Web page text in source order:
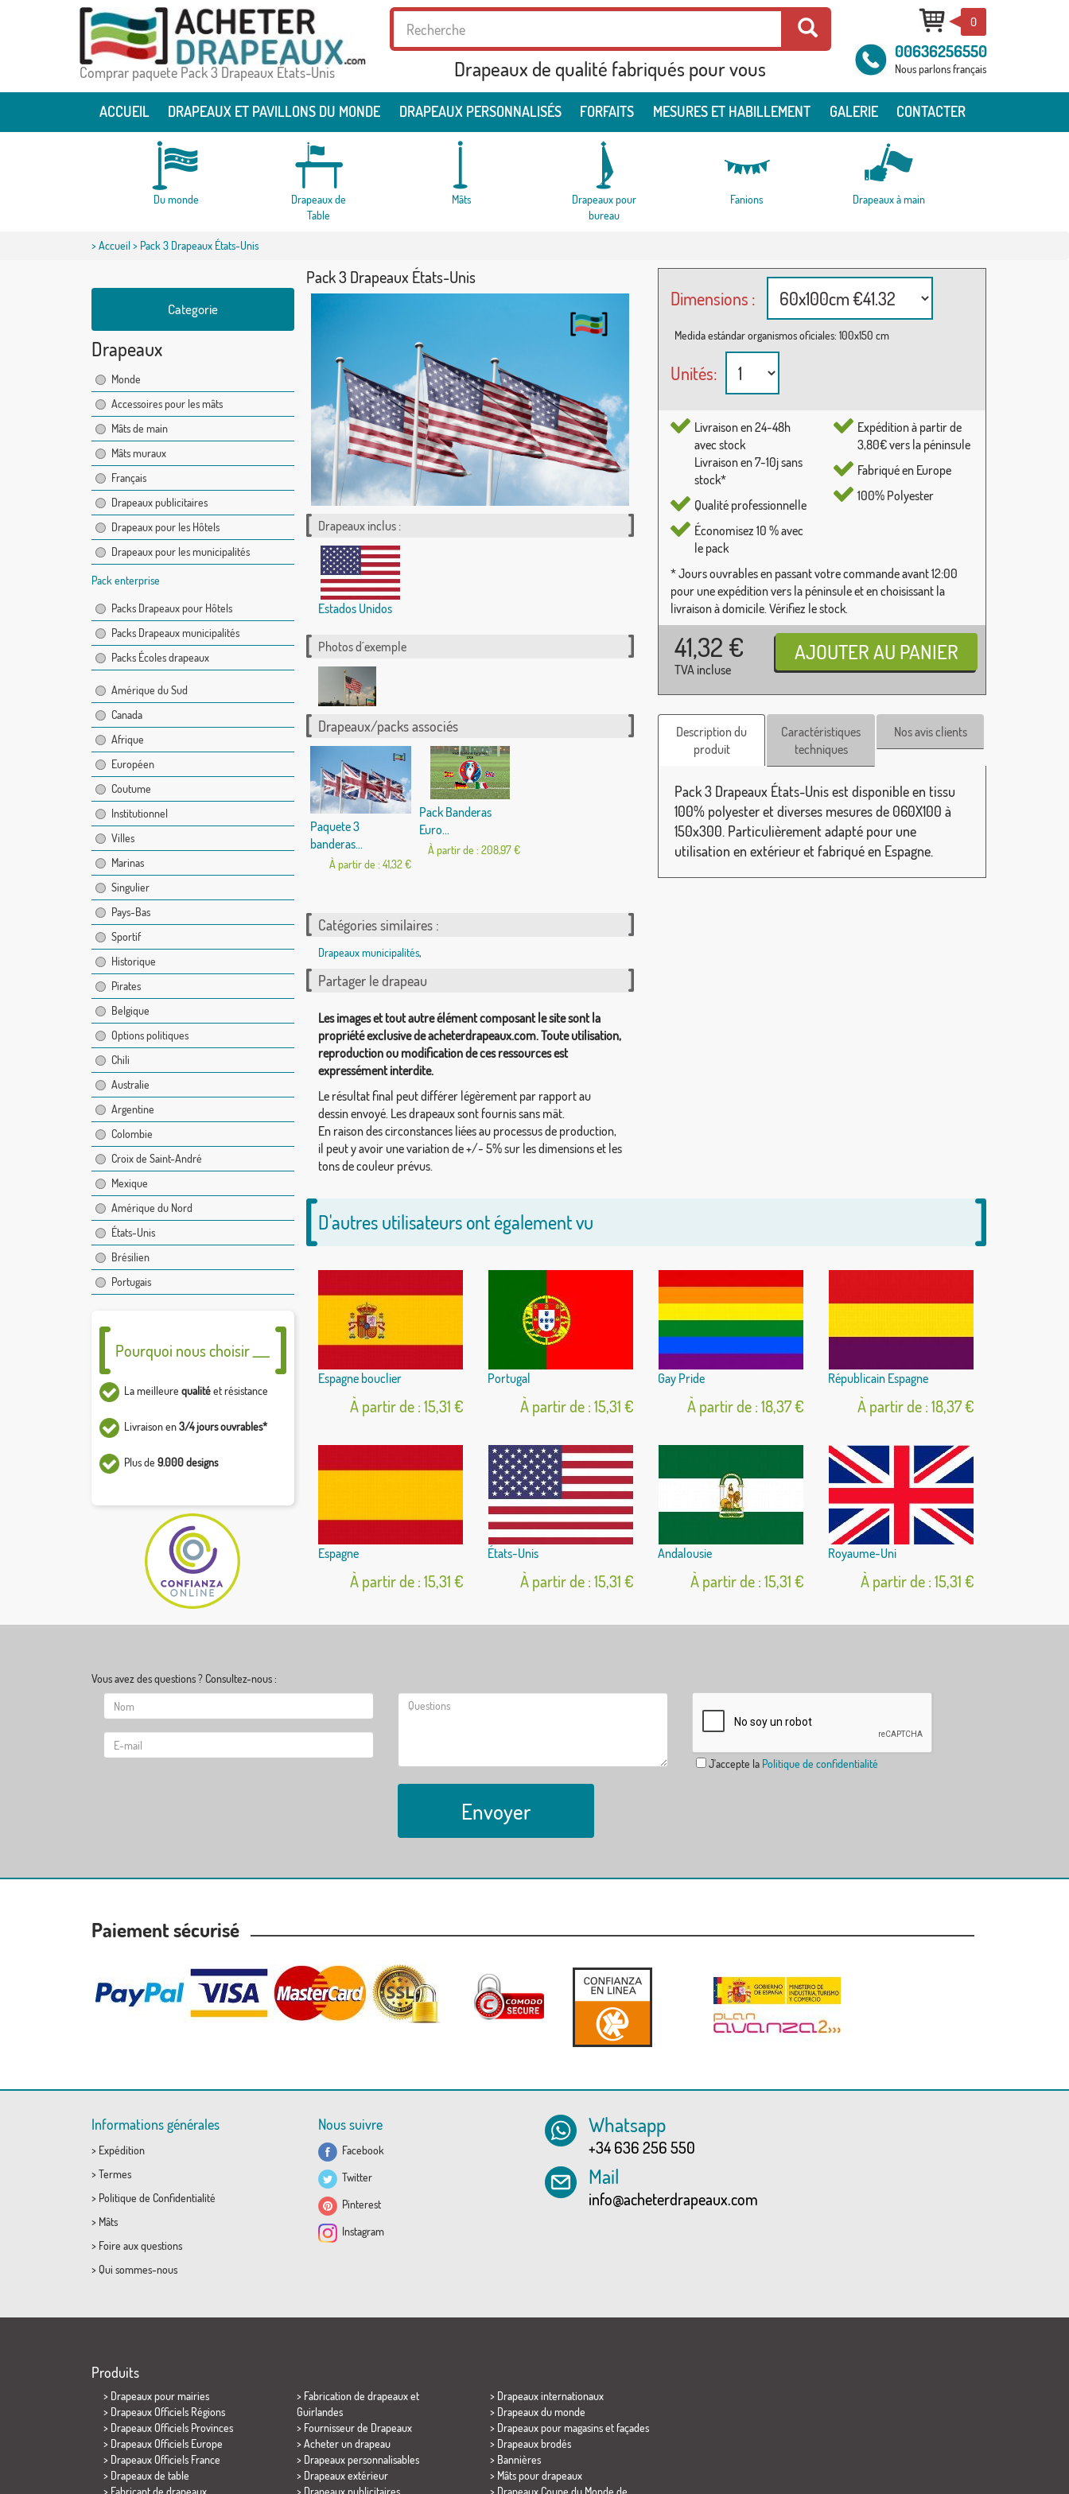
Comprar paquete Pack 3 Drapeaux États-Unis Drapeaux de qualité fabriqués pour vous
0
00636256550
Nous parlons français
ACCUEIL DRAPEAUX ET PAVILLONS DU MONDE DRAPEAUX PERSONNALISÉS FORFAITS MESURES ET HABILLEMENT GALERIE CONTACTER
Du monde
Drapeaux de
Table
Mâts
Drapeaux pour
bureau
Fanions Drapeaux à main
>Accueil> Pack 3 Drapeaux États-Unis
Categorie
Drapeaux
Monde
Accessoires pour les mâts
Mâts de main
Mâts muraux
Français
Drapeaux publicitaires
Drapeaux pour les Hôtels
Drapeaux pour les municipalités
Pack enterprise
Packs Drapeaux pour Hôtels
Packs Drapeaux municipalités
Packs Écoles drapeaux
Amérique du Sud
Canada
Afrique
Européen
Coutume
Institutionnel
Villes
Marinas
Singulier
Pays-Bas
Sportif
Historique
Pirates
Belgique
Options politiques
Chili
Australie
Argentine
Colombie
Croix de Saint-André
Mexique
Amérique du Nord
États-Unis
Brésilien
Portugais
Pourquoi nous choisir ___
La meilleure qualitéet résistance
Livraison en3/4 jours ouvrables*
Plus de 9.000 designs
Pack 3 Drapeaux États-Unis
Drapeaux inclus :
Estados Unidos
Photos d´exemple
Dimensions :
Medida estándar organismos oficiales: 100x150 cm
Unités:
Livraison en 24-48h
avec stock
Livraison en 7-10j sans
stock*
Qualité professionnelle
Économisez 10 % avec
le pack
Expédition à partir de
3,80€ vers la péninsule
Fabriqué en Europe
100% Polyester
* Jours ouvrables en passant votre commande avant 12:00
pour une expédition vers la péninsule et en choisissant la
livraison à domicile. Vérifiez le stock.
41,32 €
TVA incluse
Drapeaux/packs associés
Paquete 3
banderas...
À partir de : 41,32 €
Pack Banderas
Euro...
À partir de : 208,97 €
Catégories similaires :
Drapeaux municipalités,
Partager le drapeau
Les images et tout autre élément composant le site sont la
propriété exclusive de acheterdrapeaux.com. Toute utilisation,
reproduction ou modification de ces ressources est
expressément interdite.
Le résultat final peut différer légèrement par rapport au
dessin envoyé. Les drapeaux sont fournis sans mât.
En raison des circonstances liées au processus de production,
il peut y avoir une variation de +/- 5% sur les dimensions et les
tons de couleur prévus.
Description du
produit
Caractéristiques
techniques
Nos avis clients
Pack 3 Drapeaux États-Unis est disponible en tissu
100% polyester et diverses mesures de 060X100 à
150x300. Particulièrement adapté pour une
utilisation en extérieur et fabriqué en Espagne.
D'autres utilisateurs ont également vu
Espagne bouclier
À partir de : 15,31 €
Portugal
À partir de : 15,31 €
Gay Pride
À partir de : 18,37 €
Républicain Espagne
À partir de : 18,37 €
Espagne
À partir de : 15,31 €
États-Unis
À partir de : 15,31 €
Andalousie
À partir de : 15,31 €
Royaume-Uni
À partir de : 15,31 €
Vous avez des questions ? Consultez-nous :
J'accepte la Politique de confidentialité
Envoyer
Paiement sécurisé
Informations générales
> Expédition
> Termes
> Politique de Confidentialité
> Mâts
> Foire aux questions
> Qui sommes-nous
Nous suivre
Facebook
Twitter
Pinterest
Instagram
Whatsapp
+34 636 256 550
Mail
info@acheterdrapeaux.com
Produits
> Drapeaux pour mairies
> Drapeaux Officiels Régions
> Drapeaux Officiels Provinces
> Drapeaux Officiels Europe
> Drapeaux Officiels France
> Drapeaux de table
> Fabricant de drapeaux
> Fabrication de drapeaux et
Guirlandes
> Fournisseur de Drapeaux
> Acheter un drapeau
> Drapeaux personnalisables
> Drapeaux extérieur
> Drapeaux publicitaires
> Drapeaux internationaux
> Drapeaux du monde
> Drapeaux pour magasins et façades
> Drapeaux brodés
> Bannières
> Mâts pour drapeaux
> Drapeaux Coupe du Monde de